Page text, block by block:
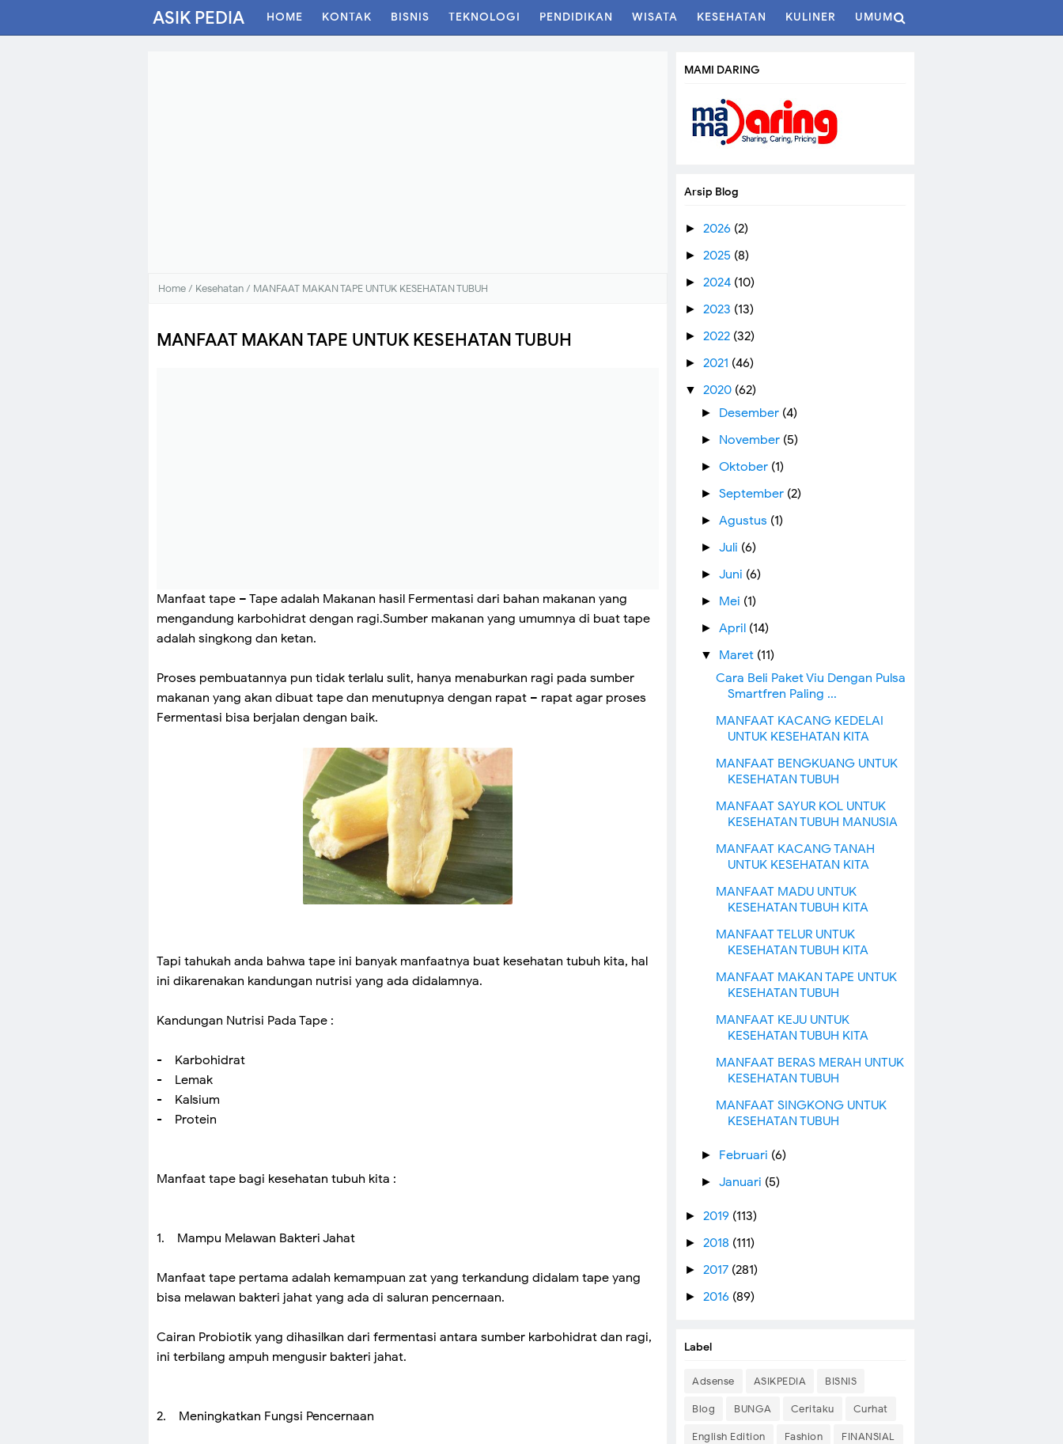
ASIK PEDIA HOME KONTAK BISNIS TEKNOLOGI PENDIDIKAN WISATA KESEHATAN KULINER UMUM
Home/ Kesehatan/ MANFAAT MAKAN TAPE UNTUK KESEHATAN TUBUH
MANFAAT MAKAN TAPE UNTUK KESEHATAN TUBUH
Manfaat tape – Tape adalah Makanan hasil Fermentasi dari bahan makanan yang
mengandung karbohidrat dengan ragi.Sumber makanan yang umumnya di buat tape
adalah singkong dan ketan.
Proses pembuatannya pun tidak terlalu sulit, hanya menaburkan ragi pada sumber
makanan yang akan dibuat tape dan menutupnya dengan rapat – rapat agar proses
Fermentasi bisa berjalan dengan baik.
Tapi tahukah anda bahwa tape ini banyak manfaatnya buat kesehatan tubuh kita, hal
ini dikarenakan kandungan nutrisi yang ada didalamnya.
Kandungan Nutrisi Pada Tape :
- Karbohidrat
- Lemak
- Kalsium
- Protein
Manfaat tape bagi kesehatan tubuh kita :
1. Mampu Melawan Bakteri Jahat
Manfaat tape pertama adalah kemampuan zat yang terkandung didalam tape yang
bisa melawan bakteri jahat yang ada di saluran pencernaan.
Cairan Probiotik yang dihasilkan dari fermentasi antara sumber karbohidrat dan ragi,
ini terbilang ampuh mengusir bakteri jahat.
2. Meningkatkan Fungsi Pencernaan
MAMI DARING
Arsip Blog
►2026 (2)
►2025 (8)
►2024 (10)
►2023 (13)
►2022 (32)
►2021 (46)
▼2020 (62)
► Desember (4)
► November (5)
► Oktober (1)
► September (2)
► Agustus (1)
► Juli (6)
► Juni (6)
► Mei (1)
► April (14)
▼ Maret (11)
Cara Beli Paket Viu Dengan Pulsa
Smartfren Paling ...
MANFAAT KACANG KEDELAI
UNTUK KESEHATAN KITA
MANFAAT BENGKUANG UNTUK
KESEHATAN TUBUH
MANFAAT SAYUR KOL UNTUK
KESEHATAN TUBUH MANUSIA
MANFAAT KACANG TANAH
UNTUK KESEHATAN KITA
MANFAAT MADU UNTUK
KESEHATAN TUBUH KITA
MANFAAT TELUR UNTUK
KESEHATAN TUBUH KITA
MANFAAT MAKAN TAPE UNTUK
KESEHATAN TUBUH
MANFAAT KEJU UNTUK
KESEHATAN TUBUH KITA
MANFAAT BERAS MERAH UNTUK
KESEHATAN TUBUH
MANFAAT SINGKONG UNTUK
KESEHATAN TUBUH
► Februari (6)
► Januari (5)
►2019 (113)
►2018 (111)
►2017 (281)
►2016 (89)
Label
Adsense ASIKPEDIA BISNIS
Blog BUNGA Ceritaku Curhat
English Edition Fashion FINANSIAL